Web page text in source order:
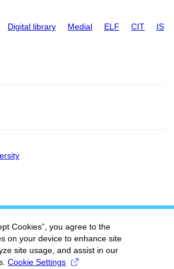
Digital library Medial ELF CIT IS
Cookies”, you agree to the
on your device to enhance site
site usage, and assist in our
Cookie Settings